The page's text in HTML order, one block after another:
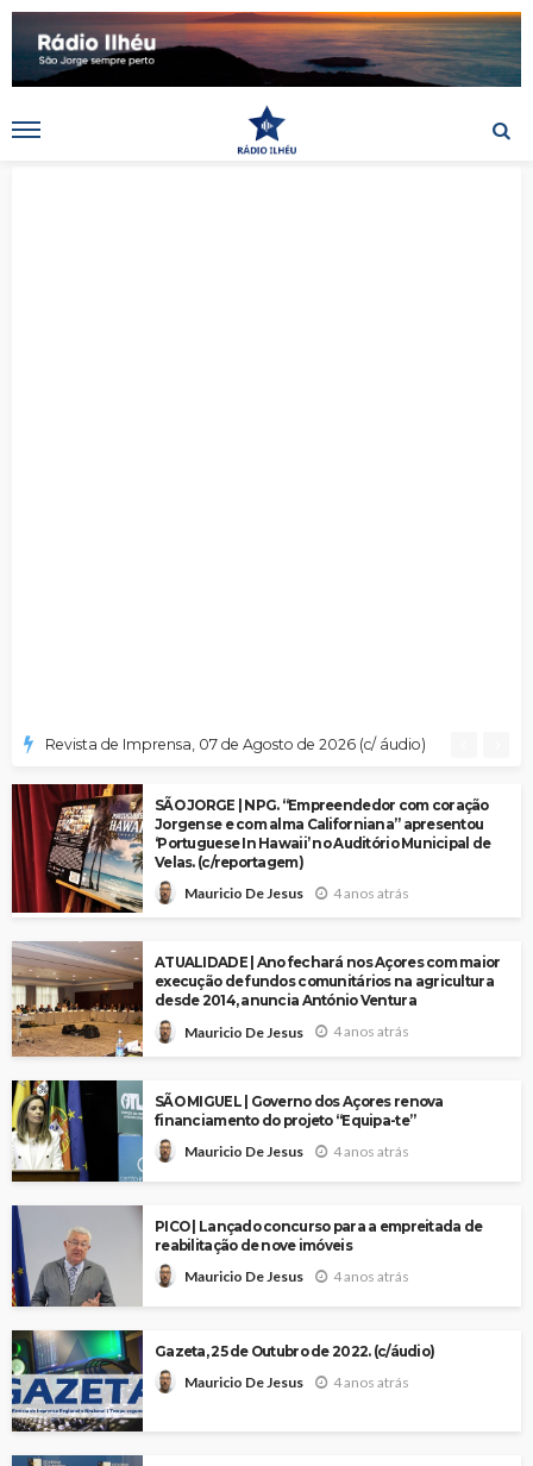
Revista de Imprensa, 07 de Agosto de 2026 (c/ áudio)
SÃO JORGE | NPG. “Empreendedor com coração
Jorgense e com alma Californiana” apresentou
‘Portuguese In Hawaii’ no Auditório Municipal de
Velas. (c/reportagem)
Mauricio De Jesus 4 anos atrás
ATUALIDADE | Ano fechará nos Açores com maior
execução de fundos comunitários na agricultura
desde 2014, anuncia António Ventura
Mauricio De Jesus 4 anos atrás
SÃO MIGUEL | Governo dos Açores renova
financiamento do projeto “Equipa-te”
Mauricio De Jesus 4 anos atrás
PICO | Lançado concurso para a empreitada de
reabilitação de nove imóveis
Mauricio De Jesus 4 anos atrás
Gazeta, 25 de Outubro de 2022. (c/áudio)
Mauricio De Jesus 4 anos atrás